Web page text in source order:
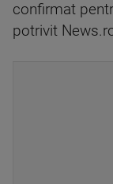
confirmat
potrivit